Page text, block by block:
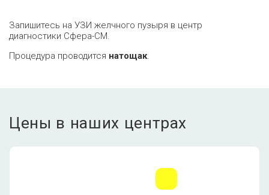
Запишитесь на УЗИ желчного пузыря в центр
диагностики Сфера-СМ.
Процедура проводится натощак.
Цены в наших центрах